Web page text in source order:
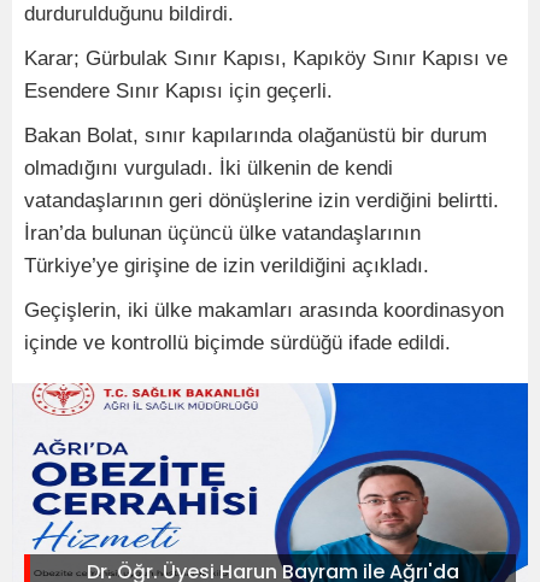
durdurulduğunu bildirdi.
Karar; Gürbulak Sınır Kapısı, Kapıköy Sınır Kapısı ve
Esendere Sınır Kapısı için geçerli.
Bakan Bolat, sınır kapılarında olağanüstü bir durum
olmadığını vurguladı. İki ülkenin de kendi
vatandaşlarının geri dönüşlerine izin verdiğini belirtti.
İran’da bulunan üçüncü ülke vatandaşlarının
Türkiye’ye girişine de izin verildiğini açıkladı.
Geçişlerin, iki ülke makamları arasında koordinasyon
içinde ve kontrollü biçimde sürdüğü ifade edildi.
Dr. Öğr. Üyesi Harun Bayram ile Ağrı'da